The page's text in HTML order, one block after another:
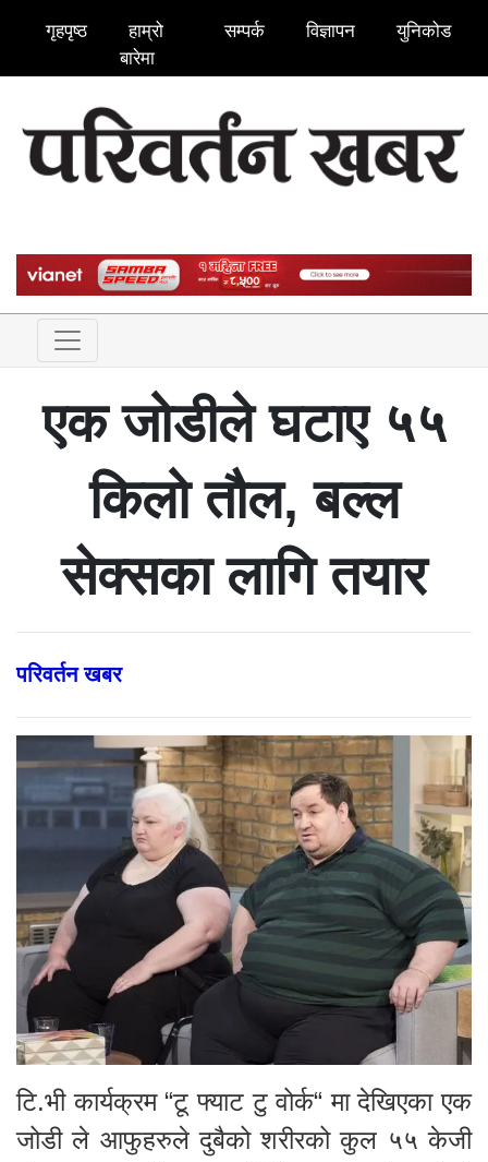
गृहपृष्ठ
हाम्रो
बारेमा
सम्पर्क विज्ञापन युनिकोड
एक जोडीले घटाए ५५
किलो तौल, बल्ल
सेक्सका लागि तयार
परिवर्तन खबर
टि.भी कार्यक्रम “टू फ्याट टु वोर्क“ मा देखिएका एक
जोडी ले आफुहरुले दुबैको शरीरको कुल ५५ केजी